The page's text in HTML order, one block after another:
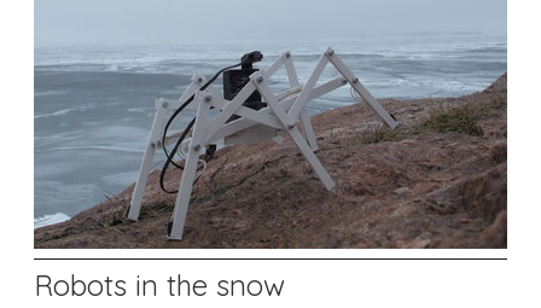
Robots in the snow